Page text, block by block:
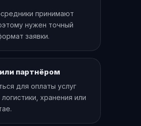
принимают
нужен точный
заявки.
партнёром
для оплаты услуг
хранения или